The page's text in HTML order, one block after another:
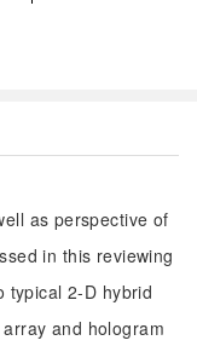
as perspective of
in this reviewing
typical 2-D hybrid
and hologram